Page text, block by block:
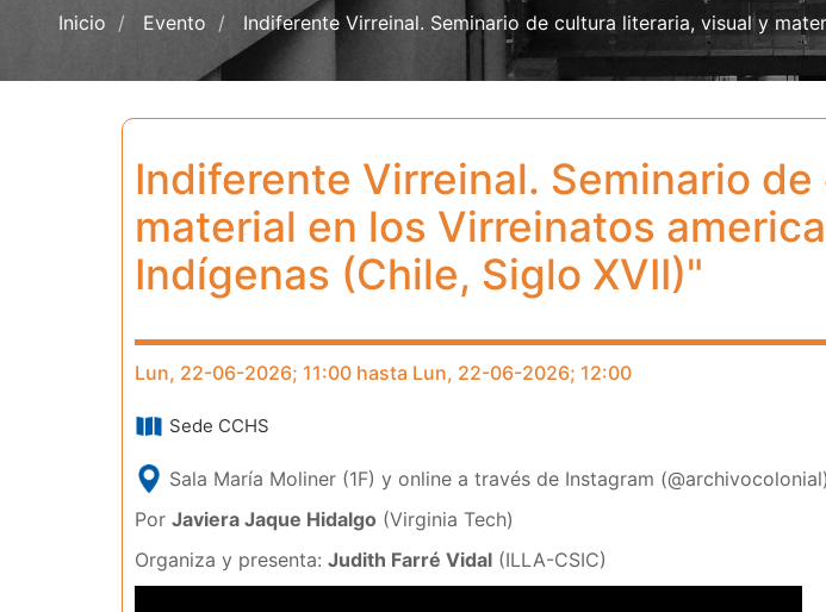
Inicio Evento Indiferente Virreinal. Seminario de cultura literaria, visual y
Indiferente Virreinal. Seminario
material en los Virreinatos
Indígenas (Chile, Siglo XVII)"
Lun, 22-06-2026; 11:00 hasta Lun, 22-06-2026; 12:00
Sede CCHS
Sala María Moliner (1F) y online a través de Instagram (@archivocolonial)
Por Javiera Jaque Hidalgo (Virginia Tech)
Organiza y presenta: Judith Farré Vidal (ILLA-CSIC)